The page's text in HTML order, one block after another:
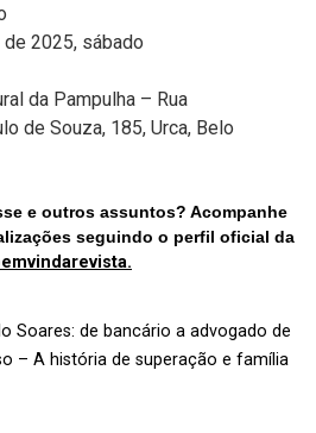
2025, sábado
da Pampulha – Rua
de Souza, 185, Urca, Belo
e outros assuntos? Acompanhe
seguindo o perfil oficial da
Soares: de bancário a advogado de
– A história de superação e família